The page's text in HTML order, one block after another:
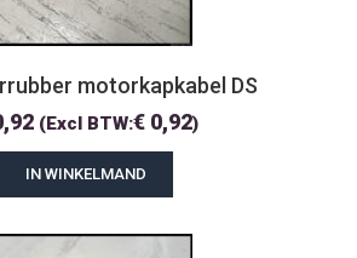
motorkapkabel DS
(Excl BTW:€0,92)
IN WINKELMAND